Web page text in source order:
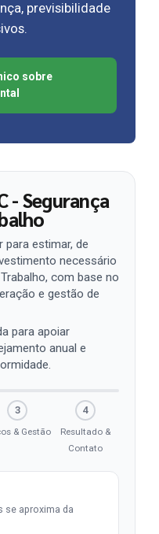
previsibilidade
sobre
- Segurança
para estimar, de
necessário
com base no
e gestão de
para apoiar
anual e
3
& Gestão
4
Resultado &
Contato
se aproxima da